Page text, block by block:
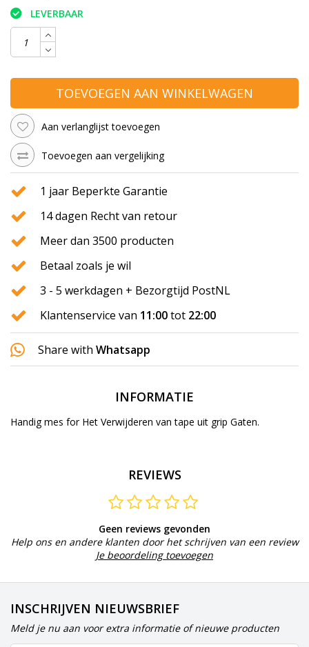
LEVERBAAR
TOEVOEGEN AAN WINKELWAGEN
Aan verlanglijst toevoegen
Toevoegen aan vergelijking
1 jaar Beperkte Garantie
14 dagen Recht van retour
Meer dan 3500 producten
Betaal zoals je wil
3 - 5 werkdagen + Bezorgtijd PostNL
Klantenservice van 11:00tot 22:00
Share with Whatsapp
INFORMATIE
Handig mes for Het Verwijderen van tape uit grip Gaten.
REVIEWS
Geen reviews gevonden
Help ons en andere klanten door het schrijven van een review
Je beoordeling toevoegen
INSCHRIJVEN NIEUWSBRIEF
Meld je nu aan voor extra informatie of nieuwe producten